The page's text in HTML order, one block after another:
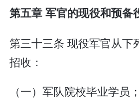
第五章 军官的现役和预备
第三十三条 现役军官从下
招收：
（一）军队院校毕业学员；